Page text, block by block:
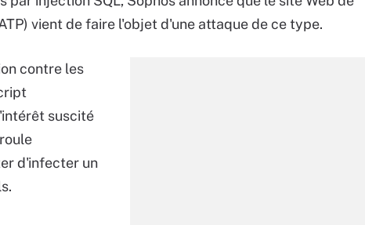
vient de faire l'objet d'une attaque de ce type.
contre les
suscité
d'infecter un